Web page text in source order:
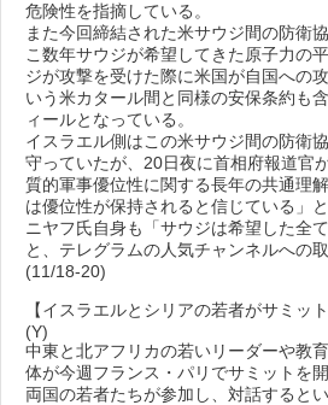
危険性を指摘している。
また今回締結された米サウジ間の防衛
こ数年サウジが希望してきた原子力の
ジが攻撃を受けた際に米国が自国への
いう米カタール間と同様の安保条約も
ィールとなっている。
イスラエル側はこの米サウジ間の防衛
守っていたが、20日夜に首相府報道官
質的軍事優位性に関する長年の共通理
は優位性が保持されると信じている」
ニヤフ氏自身も「サウジは希望した全
と、テレグラムの人気チャンネルへの
(11/18-20)
【イスラエルとシリアの若者がサミッ
(Y)
中東と北アフリカの若いリーダーや教
体が今週フランス・パリでサミットを
両国の若者たちが参加し、対話すると